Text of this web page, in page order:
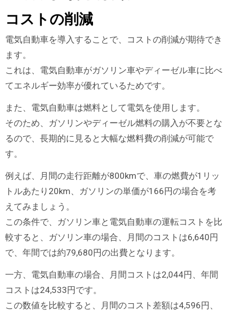
コストの削減
電気自動車を導入することで、コストの削減が期待でき
ます。
これは、電気自動車がガソリン車やディーゼル車に比べ
てエネルギー効率が優れているためです。
また、電気自動車は燃料として電気を使用します。
そのため、ガソリンやディーゼル燃料の購入が不要とな
るので、長期的に見ると大幅な燃料費の削減が可能で
す。
例えば、月間の走行距離が800kmで、車の燃費が1リッ
トルあたり20km、ガソリンの単価が166円の場合を考
えてみましょう。
この条件で、ガソリン車と電気自動車の運転コストを比
較すると、ガソリン車の場合、月間のコストは6,640円
で、年間では約79,680円の出費となります。
一方、電気自動車の場合、月間コストは2,044円、年間
コストは24,533円です。
この数値を比較すると、月間のコスト差額は4,596円、